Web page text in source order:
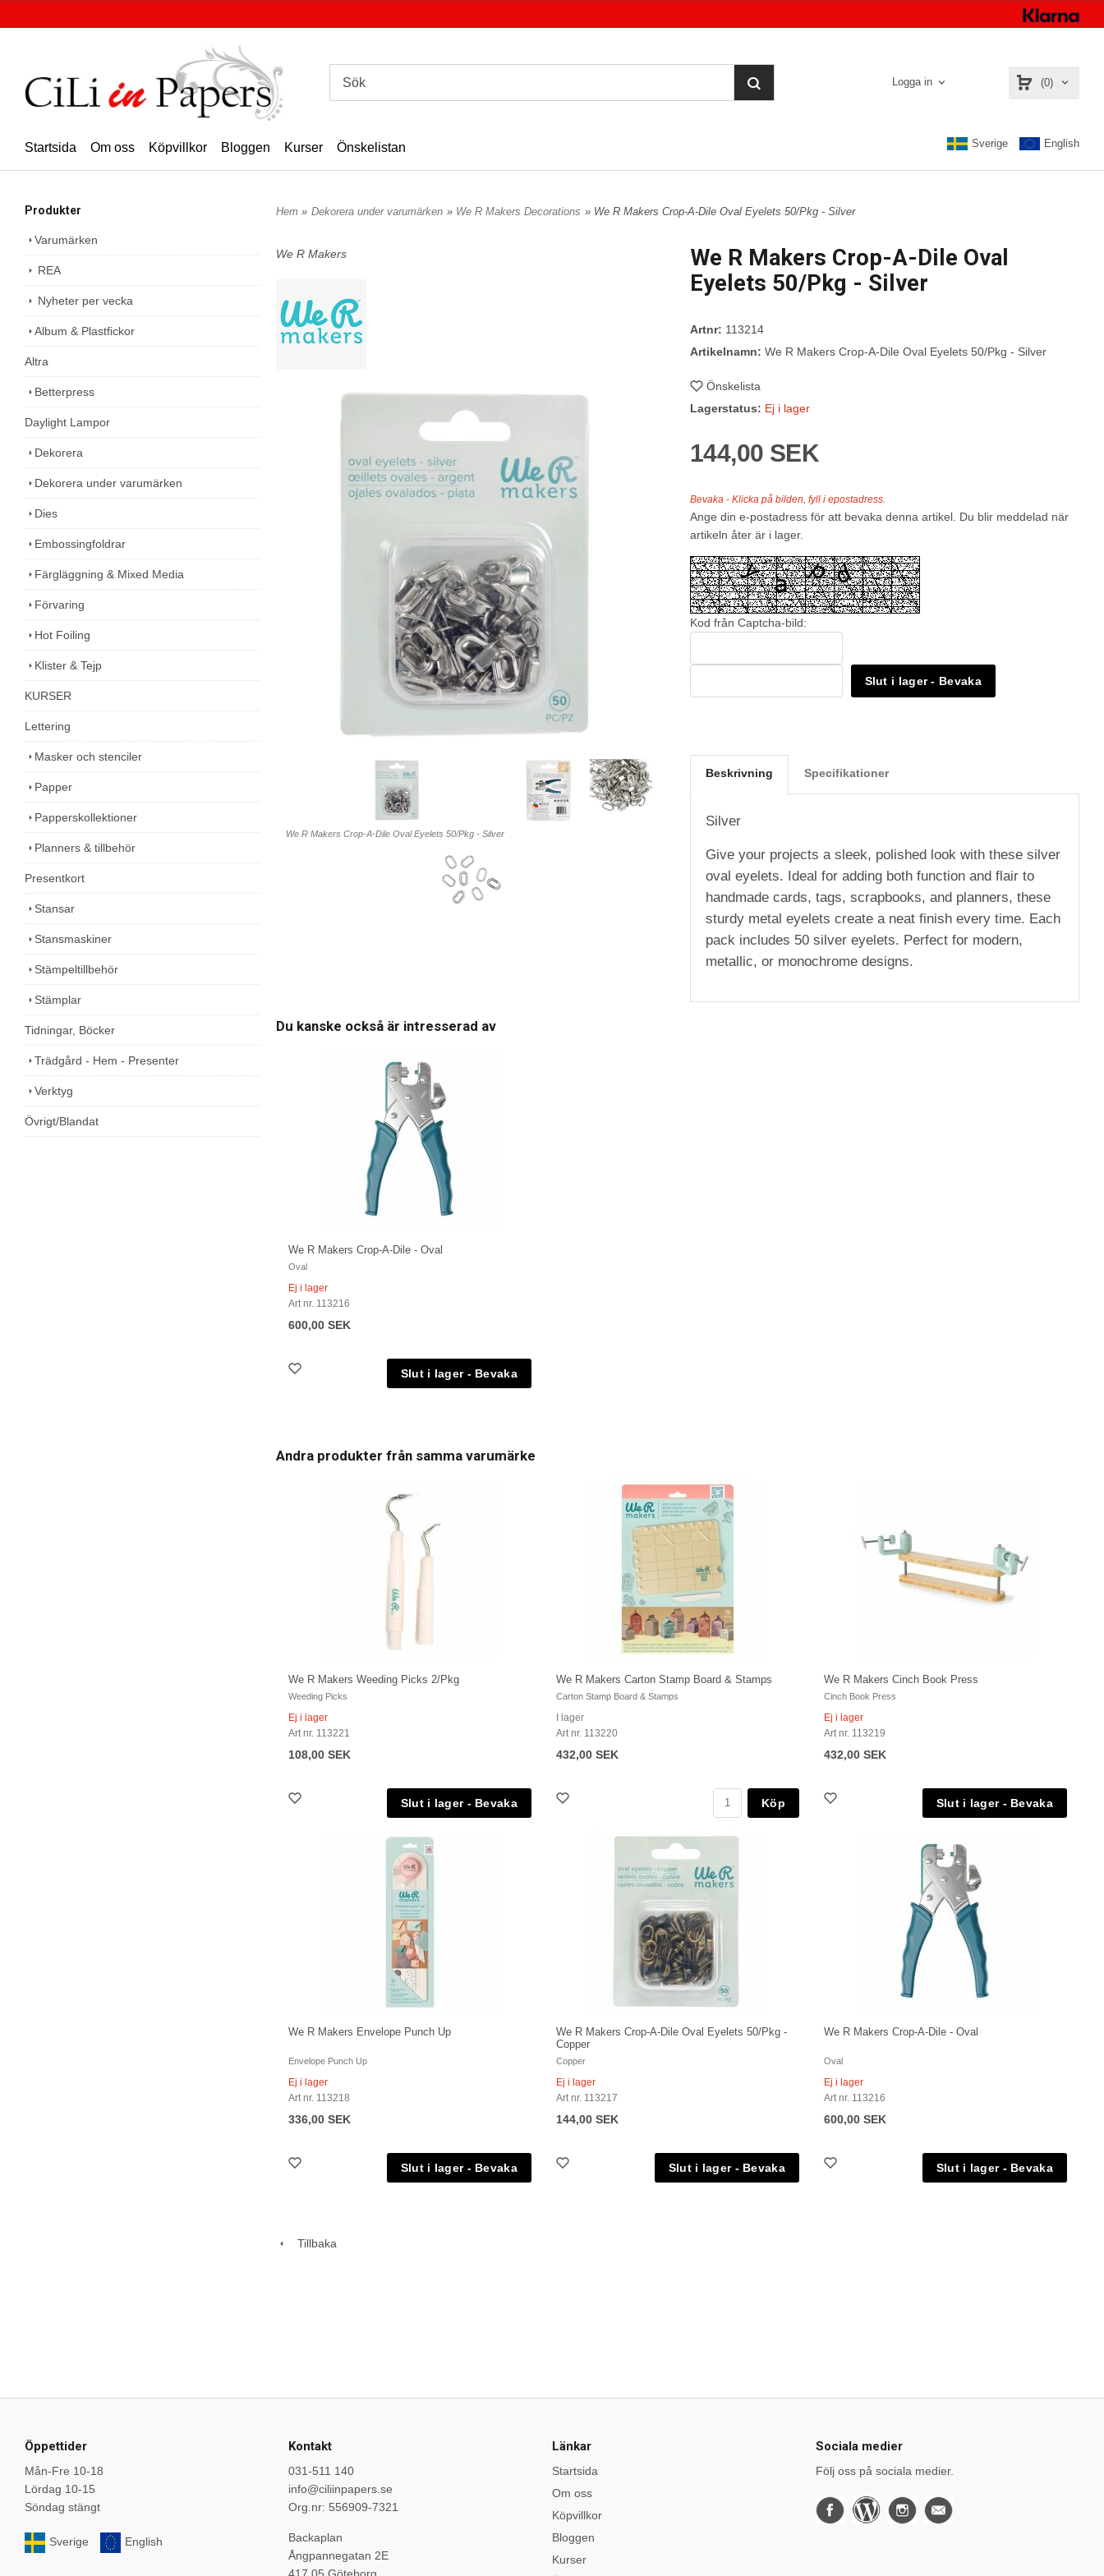
Logga in (0)
Startsida Om oss Köpvillkor Bloggen Kurser Önskelistan Sverige English
Produkter
Varumärken
REA
Nyheter per vecka
Album & Plastfickor
Altra
Betterpress
Daylight Lampor
Dekorera
Dekorera under varumärken
Dies
Embossingfoldrar
Färgläggning & Mixed Media
Förvaring
Hot Foiling
Klister & Tejp
KURSER
Lettering
Masker och stenciler
Papper
Papperskollektioner
Planners & tillbehör
Presentkort
Stansar
Stansmaskiner
Stämpeltillbehör
Stämplar
Tidningar, Böcker
Trädgård - Hem - Presenter
Verktyg
Övrigt/Blandat
Hem » Dekorera under varumärken » We R Makers Decorations » We R Makers Crop-A-Dile Oval Eyelets 50/Pkg - Silver
We R Makers
We R Makers Crop-A-Dile Oval Eyelets 50/Pkg - Silver
We R Makers Crop-A-Dile Oval
Eyelets 50/Pkg - Silver
Artnr: 113214
Artikelnamn: We R Makers Crop-A-Dile Oval Eyelets 50/Pkg - Silver
Önskelista
Lagerstatus: Ej i lager
144,00 SEK
Bevaka - Klicka på bilden, fyll i epostadress.
Ange din e-postadress för att bevaka denna artikel. Du blir meddelad när
artikeln åter är i lager.
Kod från Captcha-bild:
Slut i lager - Bevaka
Beskrivning Specifikationer
Silver
Give your projects a sleek, polished look with these silver
oval eyelets. Ideal for adding both function and flair to
handmade cards, tags, scrapbooks, and planners, these
sturdy metal eyelets create a neat finish every time. Each
pack includes 50 silver eyelets. Perfect for modern,
metallic, or monochrome designs.
Du kanske också är intresserad av
We R Makers Crop-A-Dile - Oval
Oval
Ej i lager
Art nr. 113216
600,00 SEK
Andra produkter från samma varumärke
We R Makers Weeding Picks 2/Pkg
Weeding Picks
Ej i lager
Art nr. 113221
108,00 SEK
We R Makers Carton Stamp Board & Stamps
Carton Stamp Board & Stamps
I lager
Art nr. 113220
432,00 SEK
Köp
We R Makers Cinch Book Press
Cinch Book Press
Ej i lager
Art nr. 113219
432,00 SEK
We R Makers Envelope Punch Up
Envelope Punch Up
Ej i lager
Art nr. 113218
336,00 SEK
We R Makers Crop-A-Dile Oval Eyelets 50/Pkg -
Copper
Copper
Ej i lager
Art nr. 113217
144,00 SEK
We R Makers Crop-A-Dile - Oval
Oval
Ej i lager
Art nr. 113216
600,00 SEK
Tillbaka
Öppettider
Mån-Fre 10-18
Lördag 10-15
Söndag stängt
Sverige English
Kontakt
031-511 140
info@ciliinpapers.se
Org.nr: 556909-7321
Backaplan
Ångpannegatan 2E
Länkar
Startsida
Om oss
Köpvillkor
Bloggen
Kurser
Sociala medier
Följ oss på sociala medier.